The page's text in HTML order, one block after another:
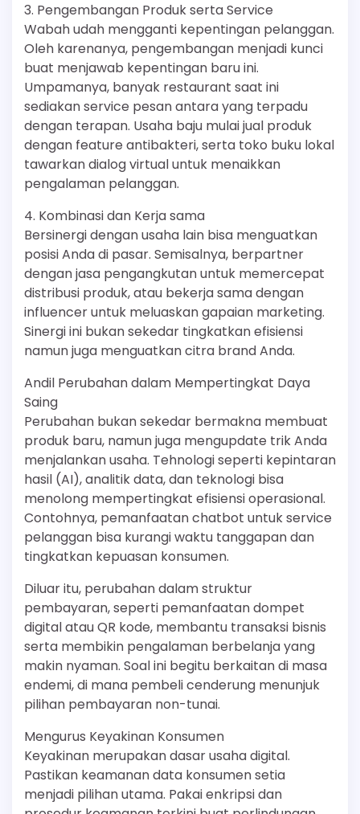
3. Pengembangan Produk serta Service
Wabah udah mengganti kepentingan pelanggan.
Oleh karenanya, pengembangan menjadi kunci
buat menjawab kepentingan baru ini.
Umpamanya, banyak restaurant saat ini
sediakan service pesan antara yang terpadu
dengan terapan. Usaha baju mulai jual produk
dengan feature antibakteri, serta toko buku lokal
tawarkan dialog virtual untuk menaikkan
pengalaman pelanggan.
4. Kombinasi dan Kerja sama
Bersinergi dengan usaha lain bisa menguatkan
posisi Anda di pasar. Semisalnya, berpartner
dengan jasa pengangkutan untuk memercepat
distribusi produk, atau bekerja sama dengan
influencer untuk meluaskan gapaian marketing.
Sinergi ini bukan sekedar tingkatkan efisiensi
namun juga menguatkan citra brand Anda.
Andil Perubahan dalam Mempertingkat Daya
Saing
Perubahan bukan sekedar bermakna membuat
produk baru, namun juga mengupdate trik Anda
menjalankan usaha. Tehnologi seperti kepintaran
hasil (AI), analitik data, dan teknologi bisa
menolong mempertingkat efisiensi operasional.
Contohnya, pemanfaatan chatbot untuk service
pelanggan bisa kurangi waktu tanggapan dan
tingkatkan kepuasan konsumen.
Diluar itu, perubahan dalam struktur
pembayaran, seperti pemanfaatan dompet
digital atau QR kode, membantu transaksi bisnis
serta membikin pengalaman berbelanja yang
makin nyaman. Soal ini begitu berkaitan di masa
endemi, di mana pembeli cenderung menunjuk
pilihan pembayaran non-tunai.
Mengurus Keyakinan Konsumen
Keyakinan merupakan dasar usaha digital.
Pastikan keamanan data konsumen setia
menjadi pilihan utama. Pakai enkripsi dan